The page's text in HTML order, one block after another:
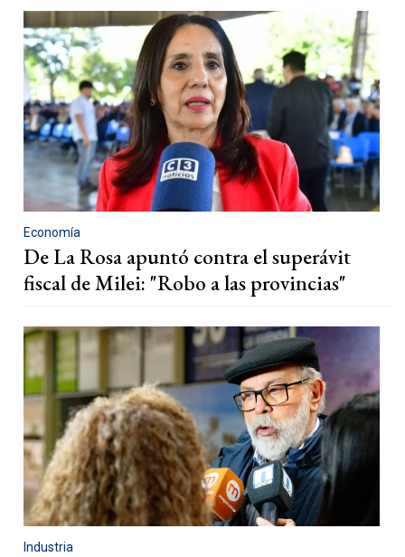
Economía
De La Rosa apuntó contra el superávit
fiscal de Milei: "Robo a las provincias"
Industria